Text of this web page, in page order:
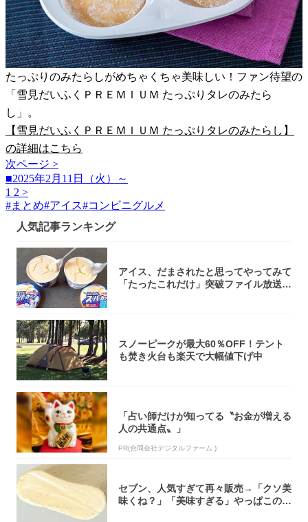
たっぷりのみたらしがめちゃくちゃ美味しい！ファン待望の
「雪見だいふくＰＲＥＭＩＵＭ たっぷりタレのみたら
し」。
【雪見だいふくＰＲＥＭＩＵＭ たっぷりタレのみたらし】
の詳細はこちら
次ページ >
■2025年2月11日（火）～
1 2 >
#まとめ#アイス#コンビニグルメ
人気記事ランキング
アイス、だまされたと思ってやってみて
「たったこれだけ」突破ファイル放送で
スノーピークが最大60％OFF！テント
も焚き火台も楽天で大幅値下げ中
「占い師だけが知ってる〝お金が増える
人の共通点〟」
PR(合同会社デジタルファーム )
セブン、人気すぎて再々販売→「クソ美
味くね？」「美味すぎる」やっぱこのク